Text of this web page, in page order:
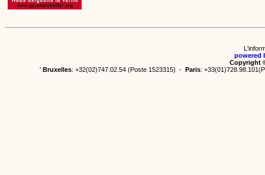
powered
Copyright
' Bruxelles: +32(02)747.02.54 (Poste 1523315) - Paris: